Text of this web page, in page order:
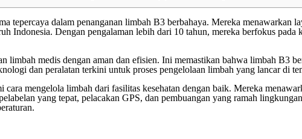
dalam penanganan limbah B3 berbahaya. Mereka menawarkan
Indonesia. Dengan pengalaman lebih dari 10 tahun, mereka berfokus
limbah medis dengan aman dan efisien. Ini memastikan bahwa limbah B3
dan peralatan terkini untuk proses pengelolaan limbah yang lancar di
mengelola limbah dari fasilitas kesehatan dengan baik. Mereka
yang tepat, pelacakan GPS, dan pembuangan yang ramah